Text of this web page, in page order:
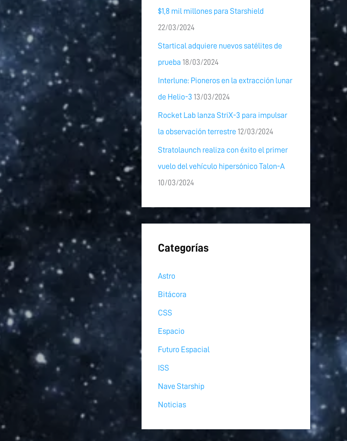
$1,8 mil millones para Starshield
22/03/2024
Startical adquiere nuevos satélites de
prueba 18/03/2024
Interlune: Pioneros en la extracción lunar
de Helio-3 13/03/2024
Rocket Lab lanza StriX-3 para impulsar
la observación terrestre 12/03/2024
Stratolaunch realiza con éxito el primer
vuelo del vehículo hipersónico Talon-A
10/03/2024
Categorías
Astro
Bitácora
CSS
Espacio
Futuro Espacial
ISS
Nave Starship
Noticias